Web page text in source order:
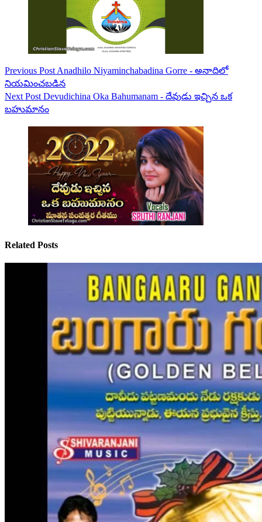
Previous Post Anadhilo Niyaminchabadina Gorre - అనాదిలో
నియమించబడిన
Next Post Devudichina Oka Bahumanam - దేవుడు ఇచ్చిన ఒక
బహుమానం
Related Posts